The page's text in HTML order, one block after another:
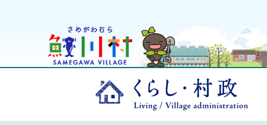
鮫川村公式ホームページ